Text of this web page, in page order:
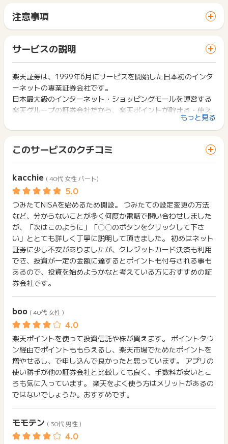
ださい。
【ポイント獲得対象外】
・過去に楽天証券にて口座開設をされているユーザーによりお
申し込みの場合
・申込から3か月以内に口座開設に至らなかった場合
・登録項目に不備があり必要事項が未入力な場合
・いたずら・なりすまし等の不正登録と判断できるもの、重複
データ（ユーザー情報・IPアドレス)などは対象外です。
・未成年口座 ※本サイトからのお申込ができないため
・ジュニアNISAの口座開設
ポイントタウンサポートでも対応いたしかねますので、ご了承
・非承認理由
※ポイントに関するお問い合わせは、
までお問い合わせください。ポイントについて、広告主に直接
お問い合わせをした場合、ポイント獲得対象外となる場合がご
ざいます。
サイトに移動してからお申し込みやお買い物が完了するまでの
間に、同じブラウザ（※）で他のサイトに移動した場合はポイン
ト獲得ができません。
「 口座開設でポイントGET 」ボタンを押した時とサービス・
お買い物利用時で、デバイス・ブラウザが異なる場合はポイン
ト獲得ができません。
2回以上同じお買い物・サービスをご利用される場合は、毎回
ポイントタウンに戻り、「 口座開設でポイントGET 」ボタン
を押してからご利用ください。
下記の事項に該当する場合、広告主側で対象外とみなし、「獲
い物を複数回ご利用された場合
・他のポイントサイトや比較サイト、検索サイトなどを経由し
て一度でも同サービス・お買い物を利用されたことがある場合
ご利用前には、Cookieの削除をおこなっていただくことを推奨
します。
サービス・お買い物利用時にお電話など2つ以上の申し込み方
法がある場合、必ずサイト上のWEBフォームからお申し込みく
ださい。
各サービス・お買い物に掲載されている獲得条件を必ずよくお
読みください。
お申し込みやお買い物後、利用したサイトから送られる購入完
了などのメールは、ポイント獲得するまで必ず保管してくださ
い。
獲得待ち・獲得失敗の状態でお問い合わせされる際に、該当の
メールを送っていただく場合がございます。
そのため、紛失・破棄された場合は対応いたしかねますので、
ご注意ください。
(※) SafariやChromeなどwebサイトを表示するアプリのこと
注意事項
一部のサービスにつきましては、1商品につき10円単位の金額
は切り捨てとなります。
ポイント獲得が1ポイント未満のものは切り捨てとなり、ポイ
ント履歴には記載されません。
原則として広告主側のポイント等を利用して支払われた金額分
につきましては、ポイントタウンのポイント獲得の対象には含
まれません。
広告主が運営しているサービスの都合もしくは会員様の都合で
商品の交換や一部でもキャンセルされた場合、ポイントが無効
になる可能性もございます。
ン期間が予告なしに変更される場合がございますが、ご利用さ
れた時点の条件が適用されます。
っているため、広告主はポイントに関する詳細を把握しており
ません。
そのため、ポイントタウンのポイントに関するお問い合わせを
広告主様に直接行わないようお願いいたします。
掲載中のプログラムの掲載終了日はあくまで予定となってお
り、急遽終了となる場合がございます。
広告に遷移しない場合は掲載が終了となっておりポイントが獲
得できませんので、ご注意くださいませ。
サービスの説明
楽天証券は、1999年6月にサービスを開始した日本初のインタ
ーネットの専業証券会社です。
日本最大級のインターネット・ショッピングモールを運営する
楽天グループの証券会社だから、楽天ポイントが貯まる・使え
もっと見る
このサービスのクチコミ
kacchie ( 40代 女性 パート)
つみたてNISAを始めるため開設。 つみたての設定変更の方法
など、分からないことが多く何度か電話で問い合わせしました
が、「次はこのように」「〇〇のボタンをクリックして下さ
い」ととても詳しく丁寧に説明して頂きました。 初めはネット
証券に少し不安がありましたが、クレジットカード決済も利用
でき、投資が一定の金額に達するとポイントも付与される事も
あるので、投資を始めようかなと考えている方におすすめの証
券会社です。
boo ( 40代 女性 )
楽天ポイントを使って投資信託や株が買えます。 ポイントタウ
ン経由でポイントももらえるし、楽天市場でためたポイントを
増やせるし、で申し込んで良かったと思っています。 アプリの
使い勝手が他の証券会社と比較しても良く、手数料が安いとこ
ろも気に入っています。 楽天をよく使う方はメリットがあるの
ではないでしょうか。おすすめです。
モモテン ( 30代 男性 )